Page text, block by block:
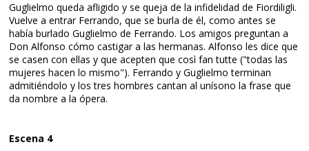
Guglielmo queda afligido y se queja de la infidelidad de Fiordiligli.
Vuelve a entrar Ferrando, que se burla de él, como antes se
había burlado Guglielmo de Ferrando. Los amigos preguntan a
Don Alfonso cómo castigar a las hermanas. Alfonso les dice que
se casen con ellas y que acepten que così fan tutte ("todas las
mujeres hacen lo mismo"). Ferrando y Guglielmo terminan
admitiéndolo y los tres hombres cantan al unísono la frase que
da nombre a la ópera.
Escena 4